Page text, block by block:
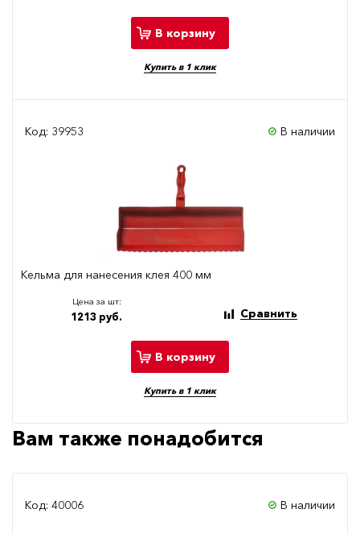
В корзину
Купить в 1 клик
Код: 39953 В наличии
Кельма для нанесения клея 400 мм
Цена за шт:
1213 руб. Сравнить
В корзину
Купить в 1 клик
Вам также понадобится
Код: 40006 В наличии